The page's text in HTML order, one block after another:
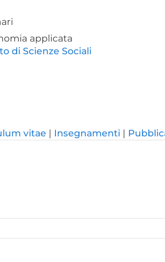
applicata
di Scienze Sociali
vitae Insegnamenti